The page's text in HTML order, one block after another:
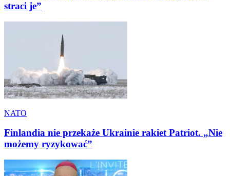
straci je”
NATO
Finlandia nie przekaże Ukrainie rakiet Patriot. „Nie
możemy ryzykować”